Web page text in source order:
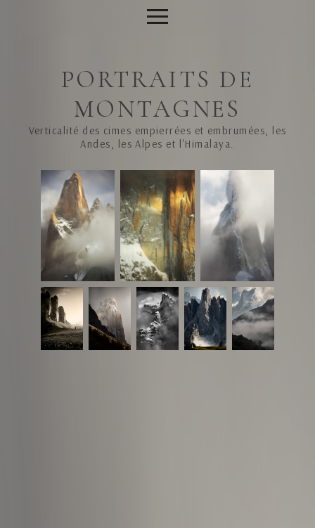
PORTRAITS DE
MONTAGNES
Verticalité des cimes empierrées et embrumées, les
Andes, les Alpes et l'Himalaya.